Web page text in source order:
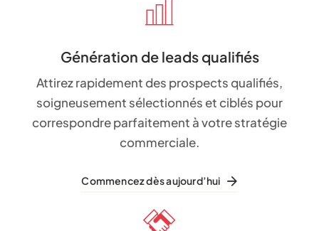
Génération de leads qualifiés
Attirez rapidement des prospects qualifiés,
soigneusement sélectionnés et ciblés pour
correspondre parfaitement à votre stratégie
commerciale.
Commencez dès aujourd’hui